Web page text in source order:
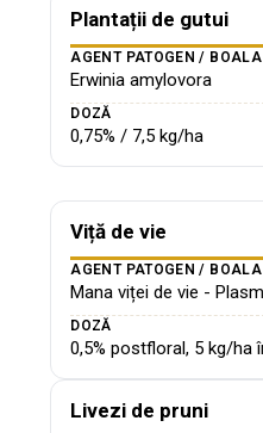
Plantații de gutui
AGENT PATOGEN /
Erwinia amylovora
DOZĂ
0,75% / 7,5 kg/ha
Viță de vie
AGENT PATOGEN /
Mana viței de vie -
DOZĂ
0,5% postfloral, 5 kg/ha
Livezi de pruni